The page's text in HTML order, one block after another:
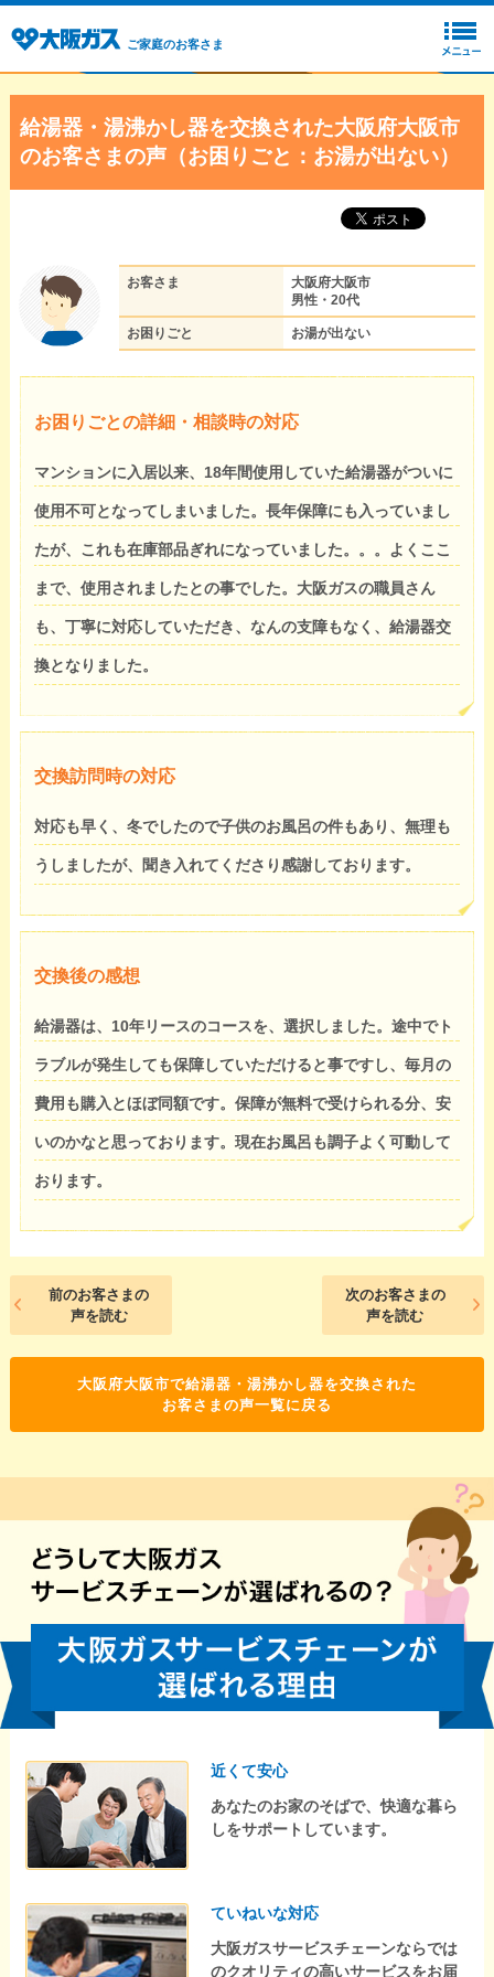
ご家庭のお客さま
給湯器・湯沸かし器を交換された大阪府大阪市
のお客さまの声（お困りごと：お湯が出ない）
お客さま
大阪府大阪市
男性・20代
お困りごと お湯が出ない
お困りごとの詳細・相談時の対応
マンションに入居以来、18年間使用していた給湯器がついに
使用不可となってしまいました。長年保障にも入っていまし
たが、これも在庫部品ぎれになっていました。。。よくここ
まで、使用されましたとの事でした。大阪ガスの職員さん
も、丁寧に対応していただき、なんの支障もなく、給湯器交
換となりました。
交換訪問時の対応
対応も早く、冬でしたので子供のお風呂の件もあり、無理も
うしましたが、聞き入れてくださり感謝しております。
交換後の感想
給湯器は、10年リースのコースを、選択しました。途中でト
ラブルが発生しても保障していただけると事ですし、毎月の
費用も購入とほぼ同額です。保障が無料で受けられる分、安
いのかなと思っております。現在お風呂も調子よく可動して
おります。
前のお客さまの
声を読む
次のお客さまの
声を読む
大阪府大阪市で給湯器・湯沸かし器を交換された
お客さまの声一覧に戻る
近くて安心
あなたのお家のそばで、快適な暮ら
しをサポートしています。
ていねいな対応
大阪ガスサービスチェーンならでは
のクオリティの高いサービスをお届